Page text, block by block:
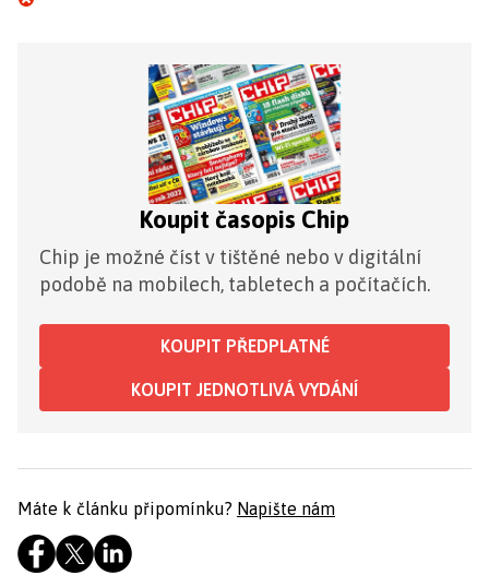
Koupit časopis Chip
Chip je možné číst v tištěné nebo v digitální
podobě na mobilech, tabletech a počítačích.
KOUPIT PŘEDPLATNÉ
KOUPIT JEDNOTLIVÁ VYDÁNÍ
Máte k článku připomínku? Napište nám